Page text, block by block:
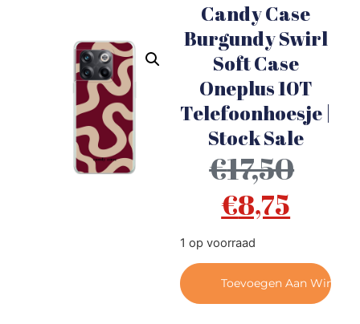
Collecties
Candy Case
Burgundy Swirl
Soft Case
Oneplus 10T
Telefoonhoesje |
Stock Sale
€17,50
€8,75
1 op voorraad
Toevoegen Aan